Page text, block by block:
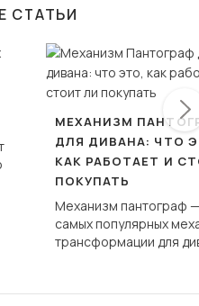
СТАТЬИ
МЕХАНИЗМ
ДЛЯ ДИВАНА: ЧТО
КАК РАБОТАЕТ И
ПОКУПАТЬ
Механизм пантограф
самых популярных
трансформации для
сиденье не